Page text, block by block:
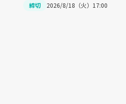
締切 2026/8/18（火）17:00